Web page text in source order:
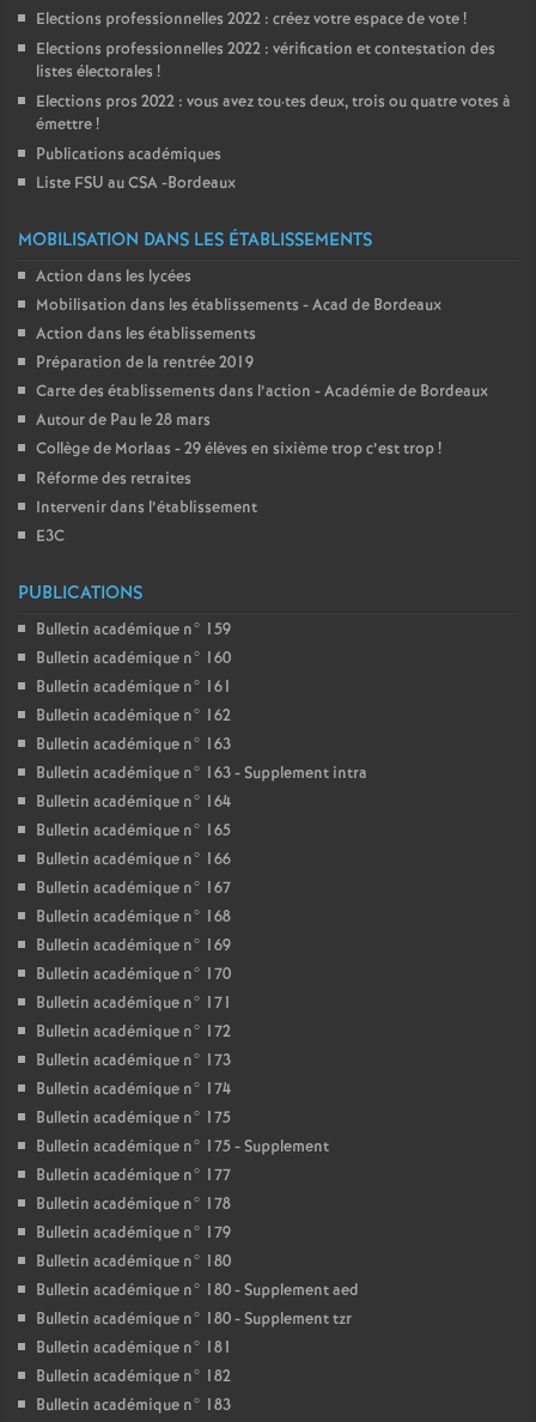
Elections professionnelles 2022 : créez votre espace de vote!
Elections professionnelles 2022 : vérification et contestation des
listes électorales !
Elections pros 2022 : vous avez tou·tes deux, trois ou quatre votes à
émettre!
Publications académiques
Liste FSU au CSA -Bordeaux
MOBILISATION DANS LES ÉTABLISSEMENTS
Action dans les lycées
Mobilisation dans les établissements - Acad de Bordeaux
Action dans les établissements
Préparation de la rentrée 2019
Carte des établissements dans l’action - Académie de Bordeaux
Autour de Pau le 28 mars
Collège de Morlaas - 29 élèves en sixième trop c’est trop!
Réforme des retraites
Intervenir dans l’établissement
E3C
PUBLICATIONS
Bulletin académique n° 159
Bulletin académique n° 160
Bulletin académique n° 161
Bulletin académique n° 162
Bulletin académique n° 163
Bulletin académique n° 163 - Supplement intra
Bulletin académique n° 164
Bulletin académique n° 165
Bulletin académique n° 166
Bulletin académique n° 167
Bulletin académique n° 168
Bulletin académique n° 169
Bulletin académique n° 170
Bulletin académique n° 171
Bulletin académique n° 172
Bulletin académique n° 173
Bulletin académique n° 174
Bulletin académique n° 175
Bulletin académique n° 175 - Supplement
Bulletin académique n° 177
Bulletin académique n° 178
Bulletin académique n° 179
Bulletin académique n° 180
Bulletin académique n° 180 - Supplement aed
Bulletin académique n° 180 - Supplement tzr
Bulletin académique n° 181
Bulletin académique n° 182
Bulletin académique n° 183